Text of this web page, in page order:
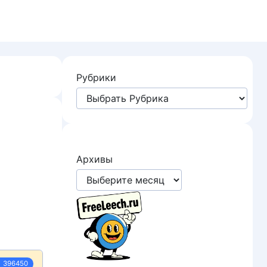
396450
Рубрики
Архивы